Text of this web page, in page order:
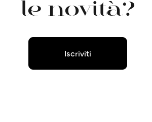
le novità?
Iscriviti